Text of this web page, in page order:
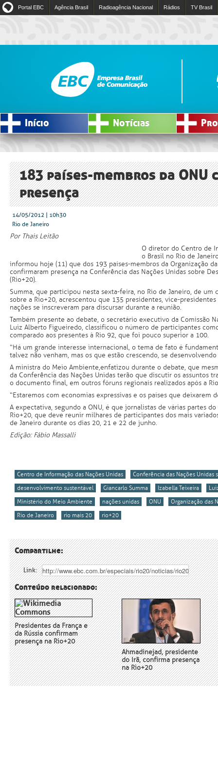
Portal EBC Agência Brasil Radioagência Nacional Rádios TV Brasil
Início Notícias
183 países-membros da ONU
presença
14/05/2012 | 10h30
Rio de Janeiro
Por Thais Leitão
O diretor do Centro de
o Brasil no Rio de
informou hoje (11) que dos 193 países-membros da Organização
confirmaram presença na Conferência das Nações Unidas sobre
(Rio+20).
Summa, que participou nesta sexta-feira, no Rio de Janeiro, de
sobre a Rio+20, acrescentou que 135 presidentes, vice-
nações se inscreveram para discursar durante a reunião.
Também presente ao debate, o secretário executivo da Comissão
Luiz Alberto Figueiredo, classificou o número de participantes
comparado aos presentes à Rio 92, que foi pouco superior a 100.
“Há um grande interesse internacional, o tema de fato é
talvez não venham, mas os que estão crescendo, se
A ministra do Meio Ambiente,enfatizou durante o debate, que
da Conferência das Nações Unidas terão que discutir os assuntos
o documento final, em outros fóruns regionais realizados após a
“Estaremos com economias expressivas e os países que deixarem
A expectativa, segundo a ONU, é que jornalistas de várias partes
Rio+20, que deve reunir milhares de participantes dos mais
de Janeiro durante os dias 20, 21 e 22 de junho.
Edição: Fábio Massalli
Centro de Informação das Nações Unidas
Conferência das Nações
desenvolvimento sustentável
Giancarlo Summa Izabella Teixeira
Ministério do Meio Ambiente
nações unidas ONU
Organização das
Rio de Janeiro
rio mais 20 rio+20
Compartilhe:
Link:
Conteúdo relacionado:
Presidentes da França e
da Rússia confirmam
presença na Rio+20
Ahmadinejad, presidente
do Irã, confirma presença
na Rio+20